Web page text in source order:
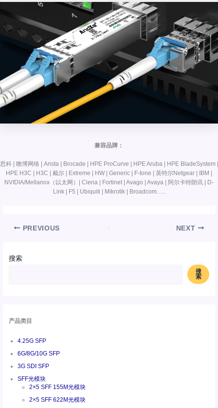
搜索
搜
索
产品类目
4.25G SFP
6G/8G/10G SFP
3G SDI SFP
SFF光模块
2×5 SFF 155M光模块
2×5 SFF 622M光模块
兼容品牌：
思科 | 瞻博网络 | Arista | Brocade | HPE ProCurve | HPE Aruba | HPE BladeSystem |
HPE H3C | H3C | 戴尔 | Extreme | HW | Generic | F-tone | 英特尔Netgear | IBM |
NVIDIA/Mellanox（以太网）| Ciena | Fortinet | Avago | Avaya | 阿尔卡特朗讯 | D-
Link | F5 | Ubiquiti | Mikrotik | Broadcom…..
PREVIOUS NEXT